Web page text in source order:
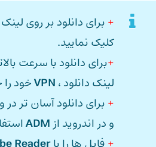
+ برای دانلود بر روی
کلیک نمایید.
+برای دانلود با سرعت
لینک دانلود ، VPNخود
+ برای دانلود آسان تر در
و در اندروید از ADM